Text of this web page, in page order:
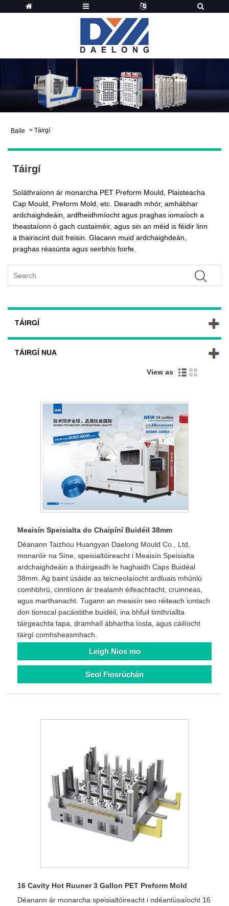
Baile > Táirgí
Táirgí
Soláthraíonn ár monarcha PET Preform Mould, Plaisteacha
Cap Mould, Preform Mold, etc. Dearadh mhór, amhábhar
ardchaighdeáin, ardfheidhmíocht agus praghas iomaíoch a
theastaíonn ó gach custaiméir, agus sin an méid is féidir linn
a thairiscint duit freisin. Glacann muid ardchaighdeán,
praghas réasúnta agus seirbhís foirfe.
TÁIRGÍ
TÁIRGÍ NUA
View as
Meaisín Speisialta do Chaipíní Buidéil 38mm
Déanann Taizhou Huangyan Daelong Mould Co., Ltd,
monaróir na Síne, speisialtóireacht i Meaisín Speisialta
ardchaighdeáin a tháirgeadh le haghaidh Caps Buidéal
38mm. Ag baint úsáide as teicneolaíocht ardluais mhúnlú
comhbhrú, cinntíonn ár trealamh éifeachtacht, cruinneas,
agus marthanacht. Tugann an meaisín seo réiteach iontach
don tionscal pacáistithe buidéil, ina bhfuil timthriallta
táirgeachta tapa, dramhaíl ábhartha íosta, agus cáilíocht
táirgí comhsheasmhach.
Leigh Nios mo
Seol Fiosrúchán
16 Cavity Hot Ruuner 3 Gallon PET Preform Mold
Déanann ár monarcha speisialtóireacht i ndéantúsaíocht 16